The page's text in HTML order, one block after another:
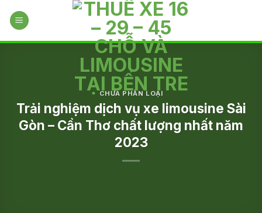
CHƯA PHÂN LOẠI
Trải nghiệm dịch vụ xe limousine Sài
Gòn – Cần Thơ chất lượng nhất năm
2023